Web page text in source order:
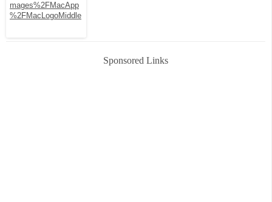
Sponsored Links